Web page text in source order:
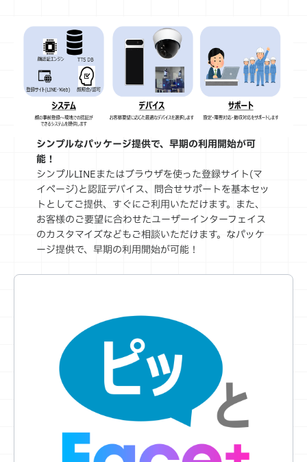
シンプルなパッケージ提供で、早期の利用開始が可
能！
シンプルLINEまたはブラウザを使った登録サイト(マ
イページ)と認証デバイス、問合せサポートを基本セッ
トとしてご提供、すぐにご利用いただけます。また、
お客様のご要望に合わせたユーザーインターフェイス
のカスタマイズなどもご相談いただけます。なパッケ
ージ提供で、早期の利用開始が可能！